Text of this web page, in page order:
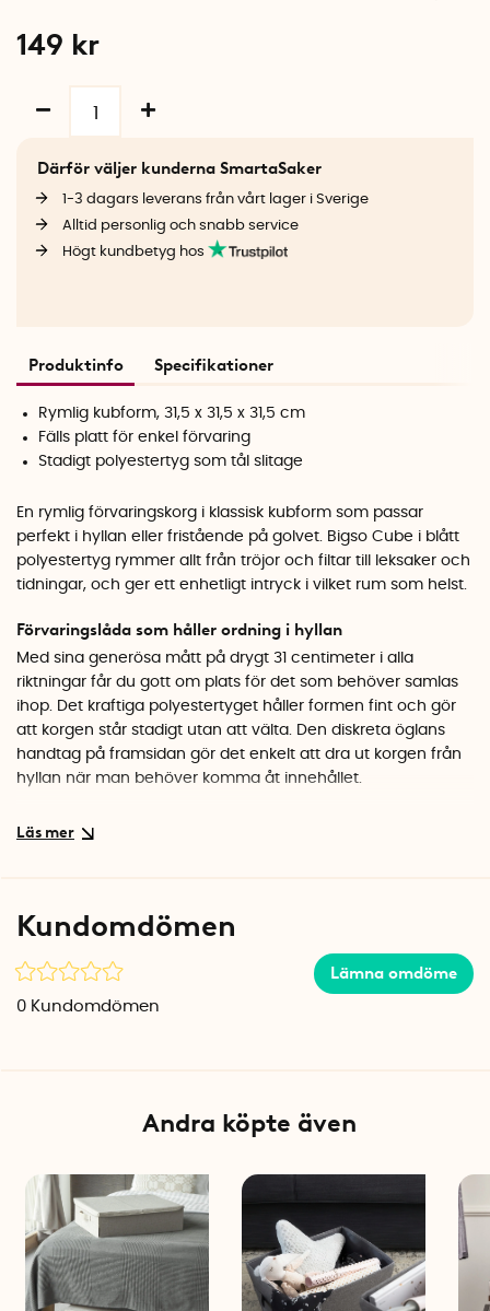
149 kr
Därför väljer kunderna SmartaSaker
1-3 dagars leverans från vårt lager i Sverige
Alltid personlig och snabb service
Högt kundbetyg hos
Produktinfo Specifikationer
Rymlig kubform, 31,5 x 31,5 x 31,5 cm
Fälls platt för enkel förvaring
Stadigt polyestertyg som tål slitage
En rymlig förvaringskorg i klassisk kubform som passar
perfekt i hyllan eller fristående på golvet. Bigso Cube i blått
polyestertyg rymmer allt från tröjor och filtar till leksaker och
tidningar, och ger ett enhetligt intryck i vilket rum som helst.
Förvaringslåda som håller ordning i hyllan
Med sina generösa mått på drygt 31 centimeter i alla
riktningar får du gott om plats för det som behöver samlas
ihop. Det kraftiga polyestertyget håller formen fint och gör
att korgen står stadigt utan att välta. Den diskreta öglans
handtag på framsidan gör det enkelt att dra ut korgen från
hyllan när man behöver komma åt innehållet.
Lätt att hålla ren och förvara undan
den fällas ihop helt platt och stuvas undan, perfekt om man
Mått: 31,5 x 31,5 x 31,5 cm
Kundomdömen
Lämna omdöme
0 Kundomdömen
Andra köpte även